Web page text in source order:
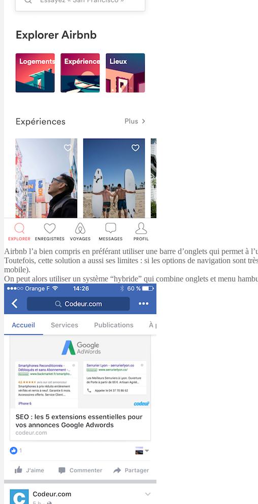
Airbnb l’a bien compris en préférant utiliser une barre d’onglets qui permet à
Toutefois, cette solution a aussi ses limites : si les options de navigation sont
mobile).
On peut alors utiliser un système “hybride” qui combine onglets et menu